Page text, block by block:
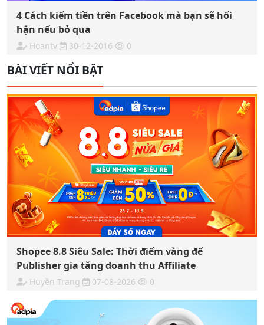
4 Cách kiếm tiền trên Facebook mà bạn sẽ hối
hận nếu bỏ qua
Hoantv 30-12-2016 0
BÀI VIẾT NỔI BẬT
Shopee 8.8 Siêu Sale: Thời điểm vàng để
Publisher gia tăng doanh thu Affiliate
Huyền Trang 07-08-2026 0